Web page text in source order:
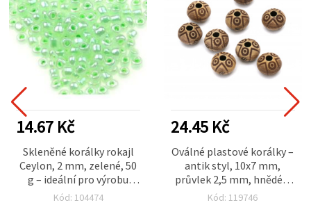
14.67 Kč
Skleněné korálky rokajl
Ceylon, 2 mm, zelené, 50
g – ideální pro výrobu
šperků a dekorací
Kód: 104474
24.45 Kč
Oválné plastové korálky –
antik styl, 10x7 mm,
průvlek 2,5 mm, hnědé –
50 g (~100 ks)
Kód: 119746